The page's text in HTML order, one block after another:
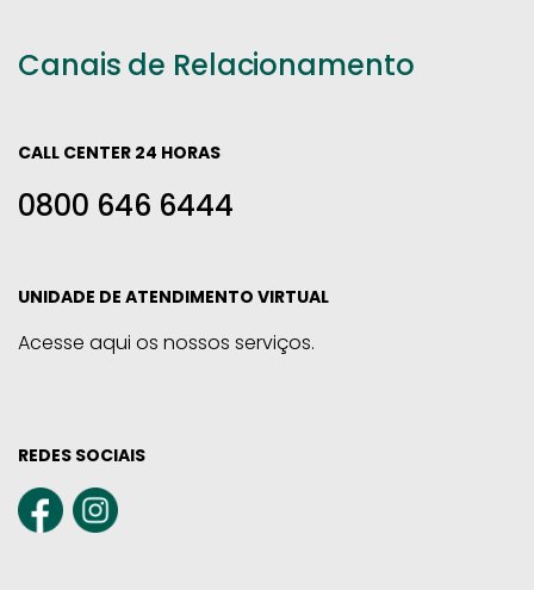
Canais de Relacionamento
CALL CENTER 24 HORAS
0800 646 6444
UNIDADE DE ATENDIMENTO VIRTUAL
Acesse aqui os nossos serviços.
REDES SOCIAIS